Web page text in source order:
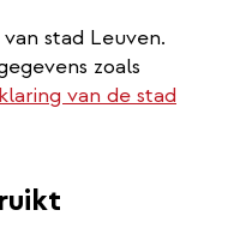
stad Leuven.
zoals
van de stad